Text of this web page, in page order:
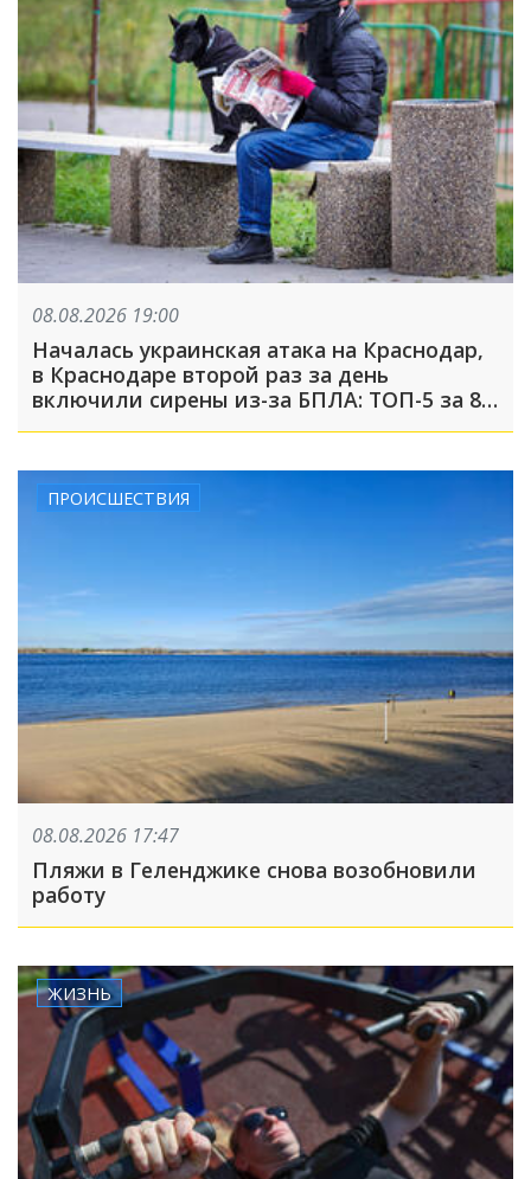
08.08.2026 19:00
Началась украинская атака на Краснодар,
в Краснодаре второй раз за день
включили сирены из-за БПЛА: ТОП-5 за 8
августа
ПРОИСШЕСТВИЯ
08.08.2026 17:47
Пляжи в Геленджике снова возобновили
работу
ЖИЗНЬ